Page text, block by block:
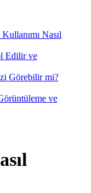
Nasıl
Edilir ve
Görebilir mi?
ve